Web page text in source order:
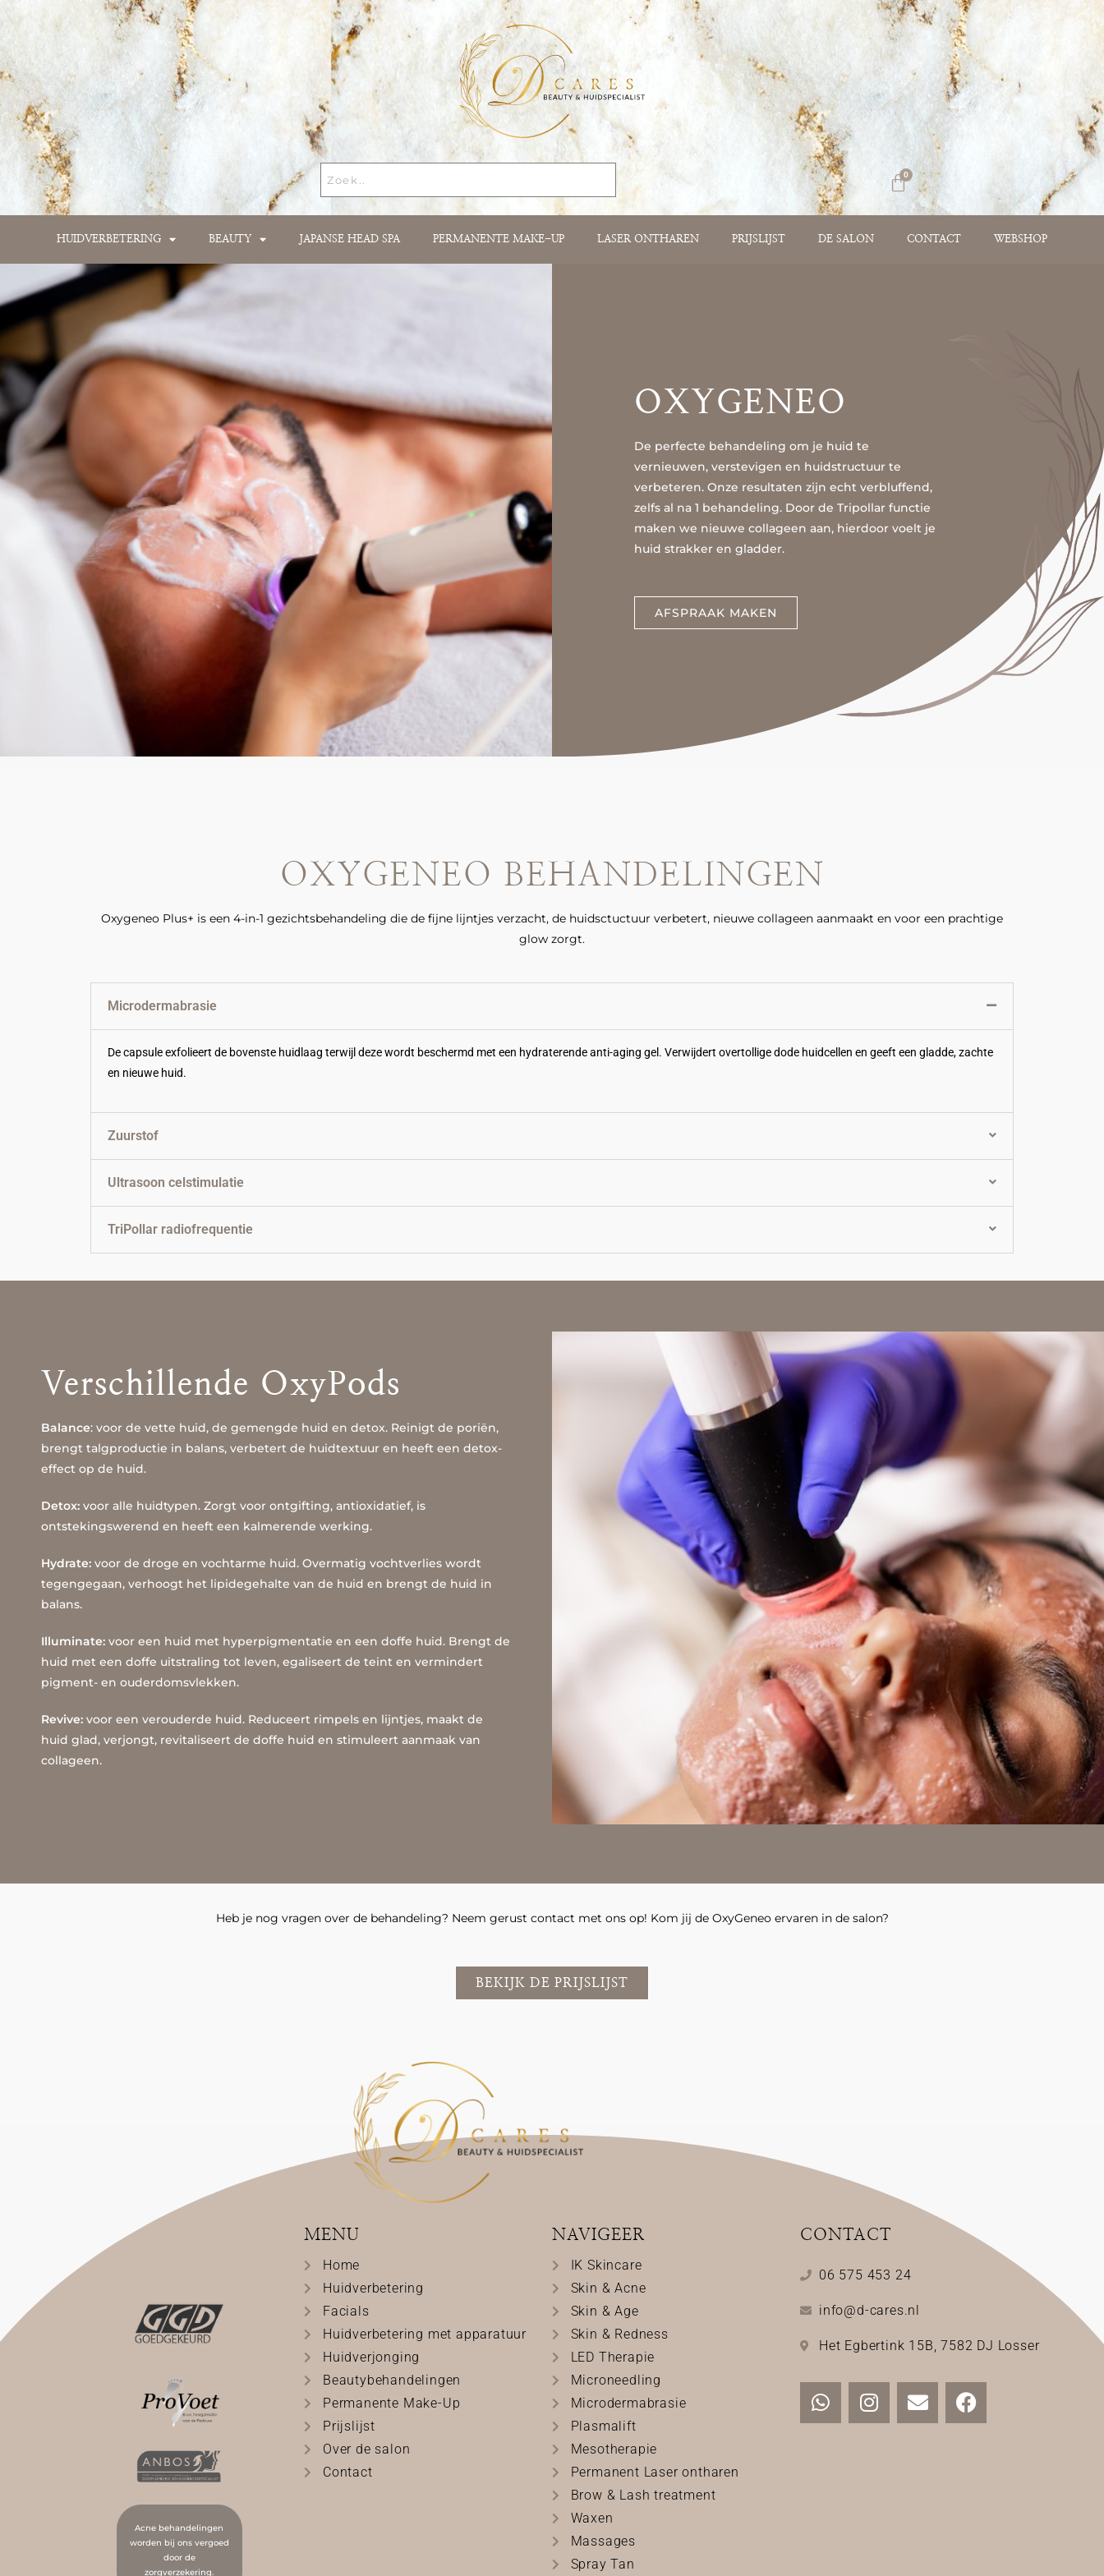
0
HUIDVERBETERING BEAUTY JAPANSE HEAD SPA PERMANENTE MAKE-UP LASER ONTHAREN PRIJSLIJST DE SALON CONTACT WEBSHOP
OXYGENEO
De perfecte behandeling om je huid te
vernieuwen, verstevigen en huidstructuur te
verbeteren. Onze resultaten zijn echt verbluffend,
zelfs al na 1 behandeling. Door de Tripollar functie
maken we nieuwe collageen aan, hierdoor voelt je
huid strakker en gladder.
AFSPRAAK MAKEN
OXYGENEO BEHANDELINGEN
Oxygeneo Plus+ is een 4-in-1 gezichtsbehandeling die de fijne lijntjes verzacht, de huidsctuctuur verbetert, nieuwe collageen aanmaakt en voor een prachtige
glow zorgt.
Microdermabrasie
De capsule exfolieert de bovenste huidlaag terwijl deze wordt beschermd met een hydraterende anti-aging gel. Verwijdert overtollige dode huidcellen en geeft een gladde, zachte
en nieuwe huid.
Zuurstof
Ultrasoon celstimulatie
TriPollar radiofrequentie
Verschillende OxyPods
Balance: voor de vette huid, de gemengde huid en detox. Reinigt de poriën,
brengt talgproductie in balans, verbetert de huidtextuur en heeft een detox-
effect op de huid.
Detox: voor alle huidtypen. Zorgt voor ontgifting, antioxidatief, is
ontstekingswerend en heeft een kalmerende werking.
Hydrate: voor de droge en vochtarme huid. Overmatig vochtverlies wordt
tegengegaan, verhoogt het lipidegehalte van de huid en brengt de huid in
balans.
Illuminate: voor een huid met hyperpigmentatie en een doffe huid. Brengt de
huid met een doffe uitstraling tot leven, egaliseert de teint en vermindert
pigment- en ouderdomsvlekken.
Revive: voor een verouderde huid. Reduceert rimpels en lijntjes, maakt de
huid glad, verjongt, revitaliseert de doffe huid en stimuleert aanmaak van
collageen.
Heb je nog vragen over de behandeling? Neem gerust contact met ons op! Kom jij de OxyGeneo ervaren in de salon?
BEKIJK DE PRIJSLIJST
Acne behandelingen
worden bij ons vergoed
door de
zorgverzekering.
MENU
Home
Huidverbetering
Facials
Huidverbetering met apparatuur
Huidverjonging
Beautybehandelingen
Permanente Make-Up
Prijslijst
Over de salon
Contact
NAVIGEER
IK Skincare
Skin & Acne
Skin & Age
Skin & Redness
LED Therapie
Microneedling
Microdermabrasie
Plasmalift
Mesotherapie
Permanent Laser ontharen
Brow & Lash treatment
Waxen
Massages
Spray Tan
CONTACT
06 575 453 24
info@d-cares.nl
Het Egbertink 15B, 7582 DJ Losser